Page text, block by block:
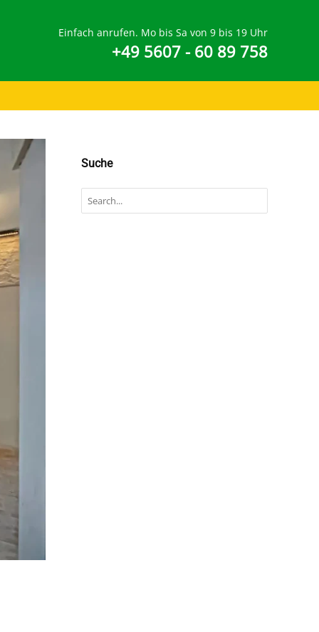
Einfach anrufen. Mo bis Sa von 9 bis 19 Uhr
+49 5607 - 60 89 758
Suche